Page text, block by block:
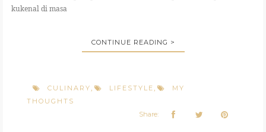
kukenal di masa
CONTINUE READING >
CULINARY LIFESTYLE
MY
THOUGHTS
Share: